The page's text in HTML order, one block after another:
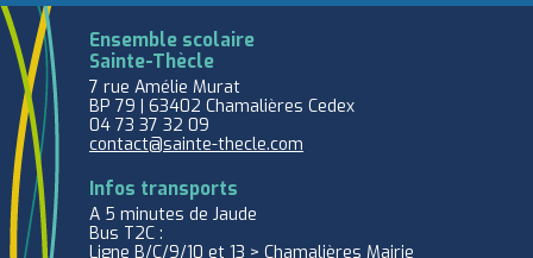
Ensemble scolaire
Sainte-Thècle
7 rue Amélie Murat
BP 79 | 63402 Chamalières Cedex
04 73 37 32 09
contact@sainte-thecle.com
Infos transports
A 5 minutes de Jaude
Bus T2C :
Ligne B/C/9/10 et 13 > Chamalières Mairie